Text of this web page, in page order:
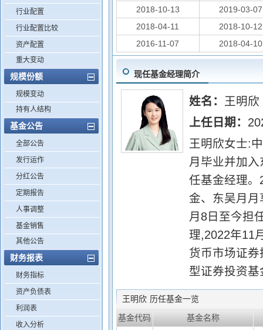
行业配置
行业配置比较
资产配置
重大变动
规模份额
规模变动
持有人结构
基金公告
全部公告
发行运作
分红公告
定期报告
人事调整
基金销售
其他公告
财务报表
财务指标
资产负债表
利润表
收入分析
2018-10-13
2019-03-07
2018-04-11
2018-10-12
2016-11-07
2018-04-10
现任基金经理简介
姓名：
王明欣
上任日期：
王明欣女士:
月毕业并加
任基金经理
金、东吴月
月8日至今担
理,2022年11
货币市场证
型证券投资
王明欣 历任基金一览
基金代码
基金名称